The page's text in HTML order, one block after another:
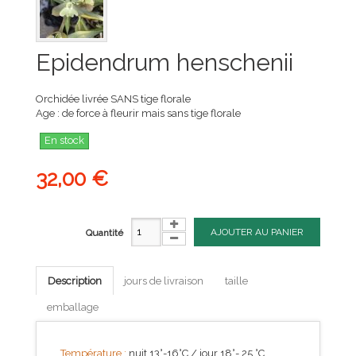
Epidendrum henschenii
Orchidée livrée SANS tige florale
Age : de force à fleurir mais sans tige florale
En stock
32,00 €
AJOUTER AU PANIER
Quantité
Description jours de livraison taille
emballage
Température : nuit 13°-16°C / jour 18°- 25 °C